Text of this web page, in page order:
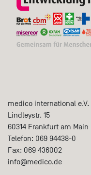
medico international e.V.
Lindleystr. 15
60314 Frankfurt am Main
Telefon: 069 94438-0
Fax: 069 436002
info@medico.de